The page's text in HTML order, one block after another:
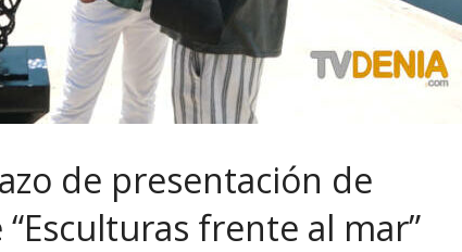
de presentación de
frente al mar”